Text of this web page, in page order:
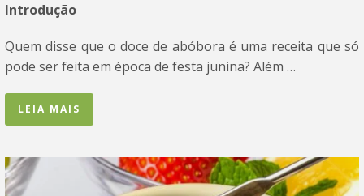
Introdução
Quem disse que o doce de abóbora é uma receita que só
pode ser feita em época de festa junina? Além …
LEIA MAIS